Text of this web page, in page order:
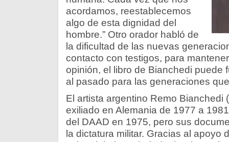
acordamos, reestablecemos
algo de esta dignidad del
hombre.” Otro orador habló de
la dificultad de las nuevas
contacto con testigos, para
opinión, el libro de Bianchedi puede
al pasado para las generaciones
El artista argentino Remo Bianchedi
exiliado en Alemania de 1977 a
del DAAD en 1975, pero sus
la dictatura militar. Gracias al apoyo